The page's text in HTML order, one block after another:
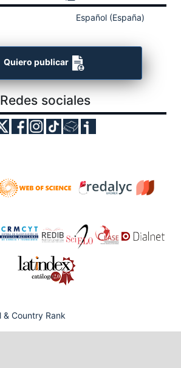
Español (España)
Quiero publicar
Redes sociales